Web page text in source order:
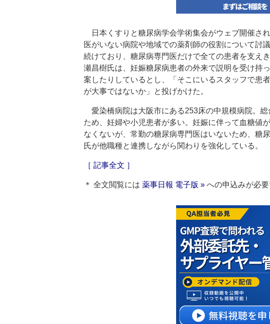
日本くすりと糖尿病学会学術集会がウェブ開催さ
医がいない病院や地域での薬剤師の役割について討
続けており、糖尿病専門医だけで全ての患者を支え
瀬昌樹氏は、妊娠糖尿病患者の外来で説明を受け持
案したりしているとし、「そこにいるスタッフで患
が大事ではないか」と投げかけた。
愛染橋病院は大阪市にある253床の中規模病院。
ため、妊婦や小児患者が多い。妊娠に伴って血糖値
なくないが、常勤の糖尿病専門医はいないため、糖
氏が他職種と連携しながら関わりを強化している。
［ 記事全文 ］
＊ 全文閲覧には 薬事日報 電子版 » への申込みが必要